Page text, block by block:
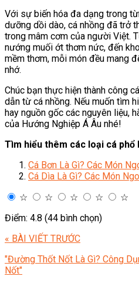
Với sự biến hóa đa dạng trong
dưỡng dồi dào, cá nhồng đã trở
trong mâm cơm của người Việt.
nướng muối ớt thơm nức, đến
mềm thơm, mỗi món đều mang
nhớ.
Chúc bạn thực hiện thành công
dẫn từ cá nhồng. Nếu muốn tìm
hay nguồn gốc các nguyên liệu,
của Hướng Nghiệp Á Âu nhé!
Tìm hiểu thêm các loại cá
Cá Bơn Là Gì? Các Món
Cá Dìa Là Gì? Các Món
☆
☆ ☆ ☆
☆
Điểm: 4.8 (44 bình chọn)
« BÀI VIẾT TRƯỚC
"Đường Thốt Nốt Là Gì? Công
Nốt"